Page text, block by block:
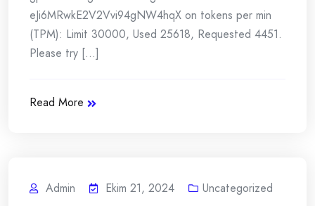
eJi6MRwkE2V2Vvi94gNW4hqX on tokens per min
(TPM): Limit 30000, Used 25618, Requested 4451.
Please try [...]
Read More
Admin Ekim 21, 2024 Uncategorized